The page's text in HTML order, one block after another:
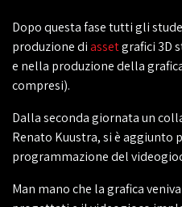
Dopo questa fase tutti gli
produzione diassetgrafici 3D
e nella produzione della
compresi).
Dalla seconda giornata un
Renato Kuustra, si è aggiunto
programmazione del
Man mano che la grafica